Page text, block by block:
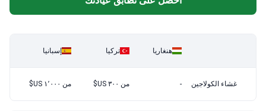
هنغاريا تركيا إسبانيا
غشاء الكولاجين - من ٣٠٠ US$ من ١٬٠٠٠ US$